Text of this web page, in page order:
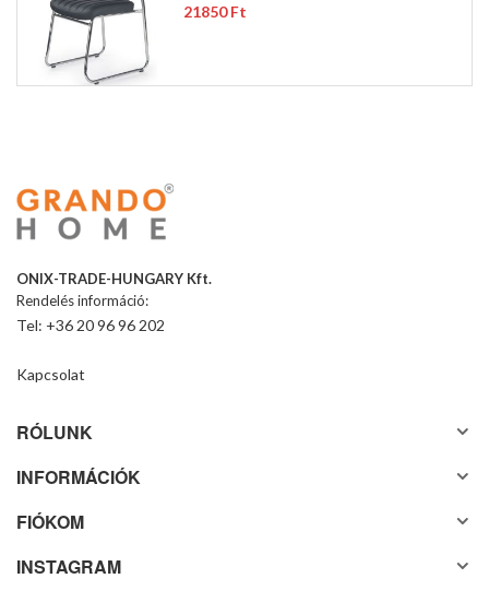
21850 Ft
ONIX-TRADE-HUNGARY Kft.
Rendelés információ:
Tel: +36 20 96 96 202
Kapcsolat
RÓLUNK
INFORMÁCIÓK
FIÓKOM
INSTAGRAM